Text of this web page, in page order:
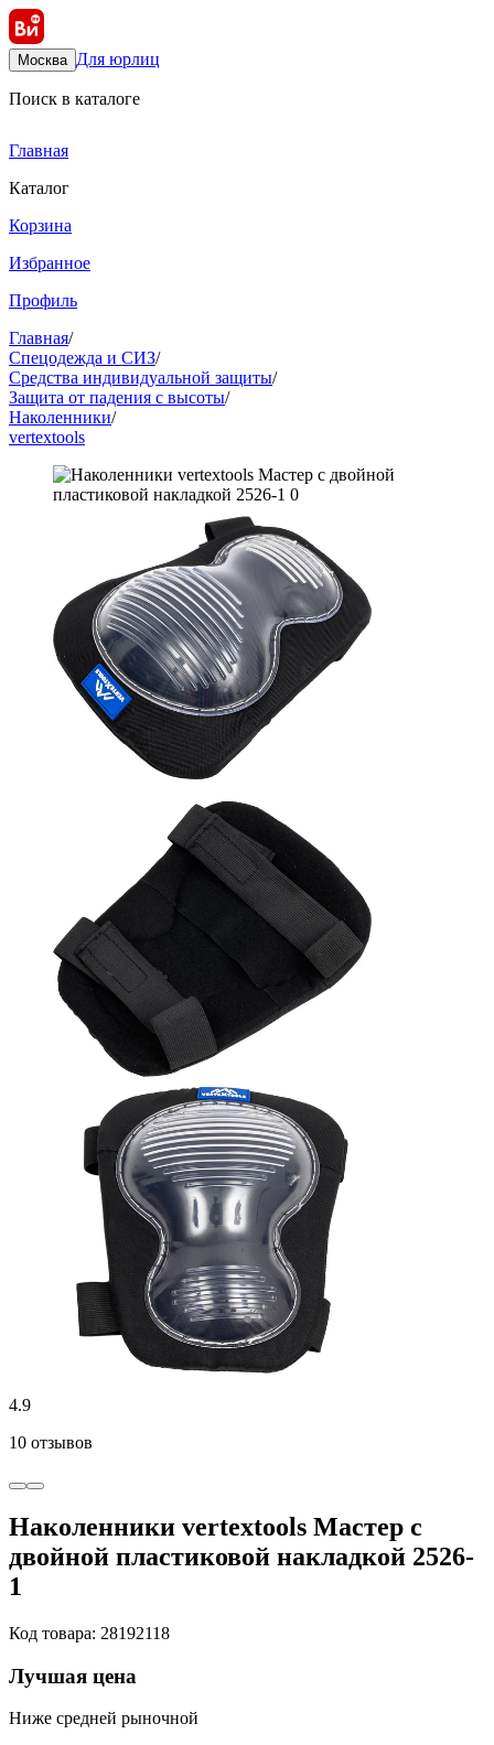
Москва Для юрлиц
Поиск в каталоге
Главная
Каталог
Корзина
Избранное
Профиль
Главная/
Спецодежда и СИЗ/
Средства индивидуальной защиты/
Защита от падения с высоты/
Наколенники/
vertextools
4.9
10 отзывов
Наколенники vertextools Мастер с
двойной пластиковой накладкой 2526-
1
Код товара: 28192118
Лучшая цена
Ниже средней рыночной